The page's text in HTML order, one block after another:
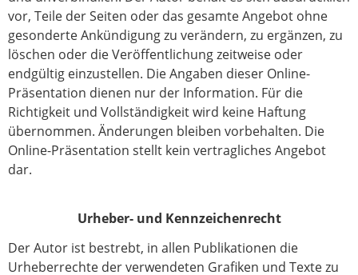
vor, Teile der Seiten oder das gesamte Angebot ohne
gesonderte Ankündigung zu verändern, zu ergänzen, zu
löschen oder die Veröffentlichung zeitweise oder
endgültig einzustellen. Die Angaben dieser Online-
Präsentation dienen nur der Information. Für die
Richtigkeit und Vollständigkeit wird keine Haftung
übernommen. Änderungen bleiben vorbehalten. Die
Online-Präsentation stellt kein vertragliches Angebot
dar.
Urheber- und Kennzeichenrecht
Der Autor ist bestrebt, in allen Publikationen die
Urheberrechte der verwendeten Grafiken und Texte zu